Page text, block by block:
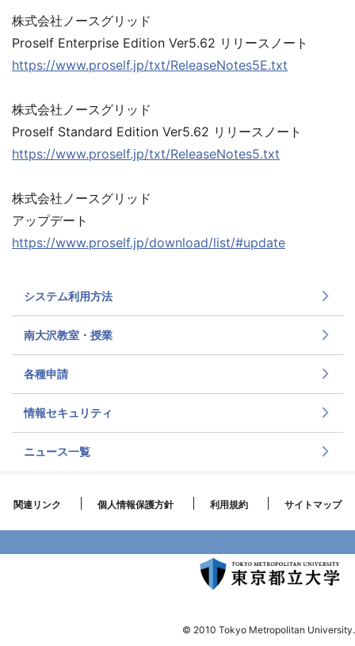
株式会社ノースグリッド
Proself Enterprise Edition Ver5.62 リリースノート
https://www.proself.jp/txt/ReleaseNotes5E.txt
株式会社ノースグリッド
Proself Standard Edition Ver5.62 リリースノート
https://www.proself.jp/txt/ReleaseNotes5.txt
株式会社ノースグリッド
アップデート
https://www.proself.jp/download/list/#update
システム利用方法
南大沢教室・授業
各種申請
情報セキュリティ
ニュース一覧
関連リンク 個人情報保護方針 利用規約 サイトマップ
© 2010 Tokyo Metropolitan University.